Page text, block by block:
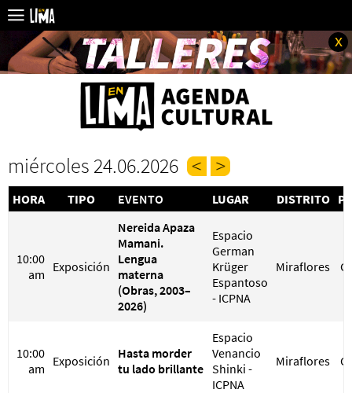
x
miércoles 24.06.2026
HORA TIPO EVENTO LUGAR DISTRITO
10:00
am Exposición
Nereida Apaza
Mamani.
Lengua
materna
(Obras, 2003–
2026)
Espacio
German
Krüger
Espantoso
- ICPNA
Miraflores
10:00
am Exposición Hasta morder
tu lado brillante
Espacio
Venancio
Shinki -
ICPNA
Miraflores